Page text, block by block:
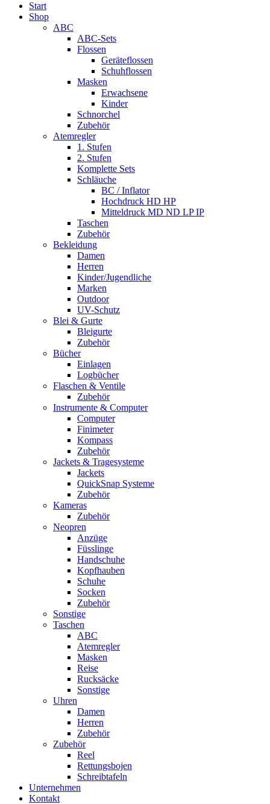
Start
Shop
ABC
ABC-Sets
Flossen
Geräteflossen
Schuhflossen
Masken
Erwachsene
Kinder
Schnorchel
Zubehör
Atemregler
1. Stufen
2. Stufen
Komplette Sets
Schläuche
BC / Inflator
Hochdruck HD HP
Mitteldruck MD ND LP IP
Taschen
Zubehör
Bekleidung
Damen
Herren
Kinder/Jugendliche
Marken
Outdoor
UV-Schutz
Blei & Gurte
Bleigurte
Zubehör
Bücher
Einlagen
Logbücher
Flaschen & Ventile
Zubehör
Instrumente & Computer
Computer
Finimeter
Kompass
Zubehör
Jackets & Tragesysteme
Jackets
QuickSnap Systeme
Zubehör
Kameras
Zubehör
Neopren
Anzüge
Füsslinge
Handschuhe
Kopfhauben
Schuhe
Socken
Zubehör
Sonstige
Taschen
ABC
Atemregler
Masken
Reise
Rucksäcke
Sonstige
Uhren
Damen
Herren
Zubehör
Zubehör
Reel
Rettungsbojen
Schreibtafeln
Unternehmen
Kontakt